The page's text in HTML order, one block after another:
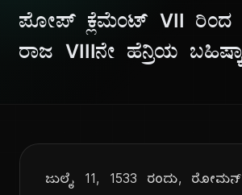
ಪೋಪ್ ಕ್ಲೆಮೆಂಟ್ VII ರಿಂದ
ರಾಜ VIIIನೇ ಹೆನ್ರಿಯ
ಜುಲೈ 11, 1533 ರಂದು,